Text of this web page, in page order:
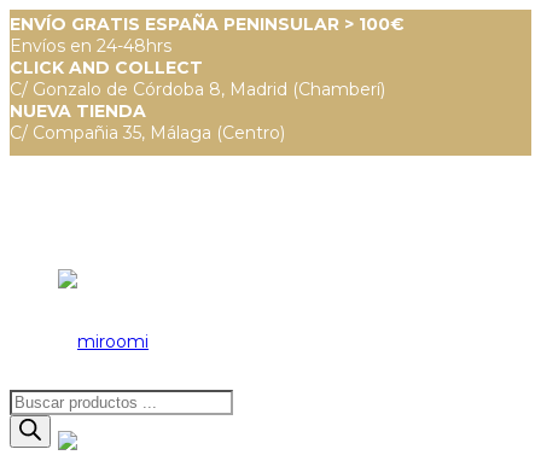
ENVÍO GRATIS ESPAÑA PENINSULAR > 100€
Envíos en 24-48hrs
CLICK AND COLLECT
C/ Gonzalo de Córdoba 8, Madrid (Chamberí)
NUEVA TIENDA
C/ Compañia 35, Málaga (Centro)
Búsqueda
de
productos